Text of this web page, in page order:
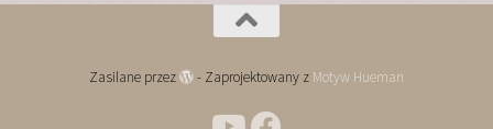
Zasilane przez - Zaprojektowany z Motyw Hueman